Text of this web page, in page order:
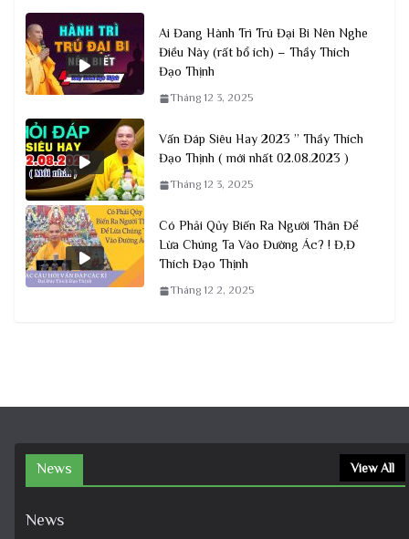
Ai Đang Hành Trì Trú Đại Bi Nên Nghe
Điều Này (rất bổ ích) – Thầy Thích
Đạo Thịnh
Tháng 12 3, 2025
Vấn Đáp Siêu Hay 2023 ” Thầy Thích
Đạo Thịnh ( mới nhất 02.08.2023 )
Tháng 12 3, 2025
Có Phải Qủy Biến Ra Người Thân Để
Lừa Chúng Ta Vào Đường Ác? ! Đ,Đ
Thích Đạo Thịnh
Tháng 12 2, 2025
News View All
News